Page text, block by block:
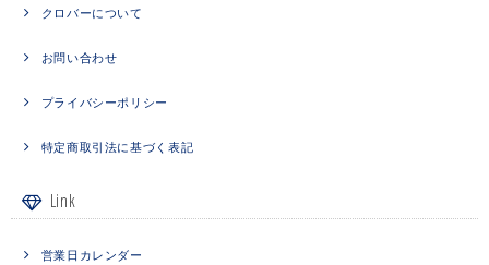
クロバーについて
お問い合わせ
プライバシーポリシー
特定商取引法に基づく表記
Link
営業日カレンダー